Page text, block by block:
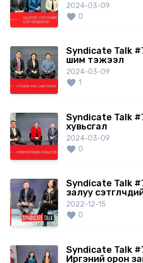
2024-03-09
0
Syndicate Talk
шим тэжээл
2024-03-09
1
Syndicate Talk
хувьсгал
2024-03-09
0
Syndicate Talk
залуу
2022-12-15
0
Syndicate Talk
Иргэний орон